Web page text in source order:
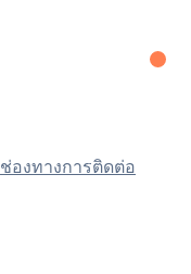
ช่องทางการติดต่อ